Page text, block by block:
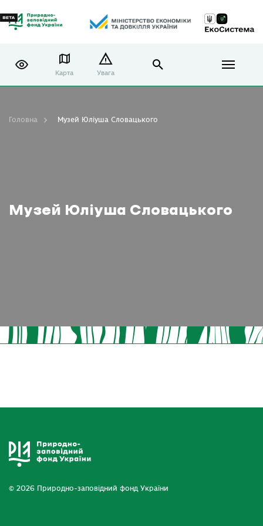
Карта Увага
Музей Юліуша Словацького
Головна Музей Юліуша Словацького
© 2026 Природно-заповідний фонд України